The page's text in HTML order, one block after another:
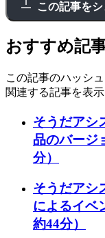
この記事を
おすすめ記
この記事のハッシ
関連する記事を表示
そうだアシ
品のバージ
分）
そうだアシ
によるイベ
約44分）